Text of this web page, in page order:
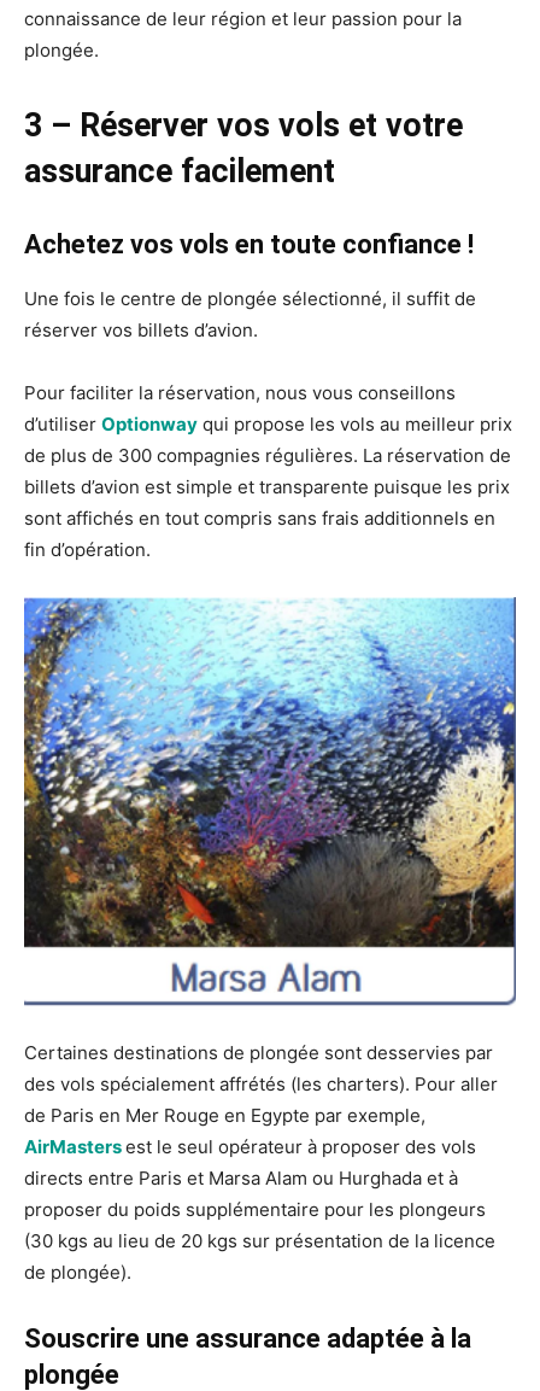
connaissance de leur région et leur passion pour la
plongée.
3 – Réserver vos vols et votre
assurance facilement
Achetez vos vols en toute confiance !
Une fois le centre de plongée sélectionné, il suffit de
réserver vos billets d’avion.
Pour faciliter la réservation, nous vous conseillons
d’utiliser Optionway qui propose les vols au meilleur prix
de plus de 300 compagnies régulières. La réservation de
billets d’avion est simple et transparente puisque les prix
sont affichés en tout compris sans frais additionnels en
fin d’opération.
Certaines destinations de plongée sont desservies par
des vols spécialement affrétés (les charters). Pour aller
de Paris en Mer Rouge en Egypte par exemple,
AirMastersest le seul opérateur à proposer des vols
directs entre Paris et Marsa Alam ou Hurghada et à
proposer du poids supplémentaire pour les plongeurs
(30 kgs au lieu de 20 kgs sur présentation de la licence
de plongée).
Souscrire une assurance adaptée à la
plongée